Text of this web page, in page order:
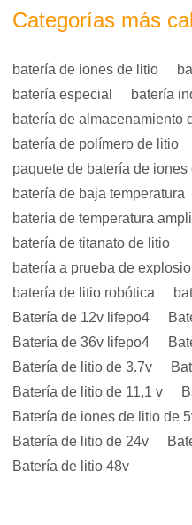
Categorías más
batería de iones de litio
batería especial
batería
batería de almacenamiento
batería de polímero de litio
paquete de batería de iones
batería de baja temperatura
batería de temperatura
batería de titanato de litio
batería a prueba de
batería de litio robótica
Batería de 12v lifepo4
Batería de 36v lifepo4
Batería de litio de 3.7v
Batería de litio de 11,1 v
Batería de iones de litio de
Batería de litio de 24v
Batería de litio 48v